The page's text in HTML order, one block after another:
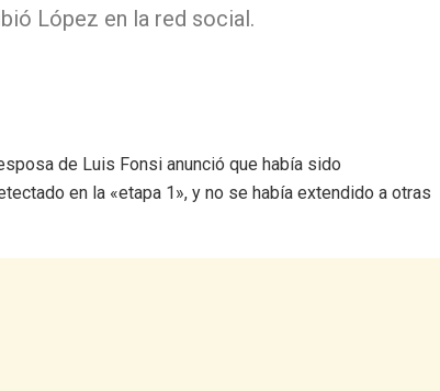
López en la red social.
de Luis Fonsi anunció que había sido
en la «etapa 1», y no se había extendido a otras